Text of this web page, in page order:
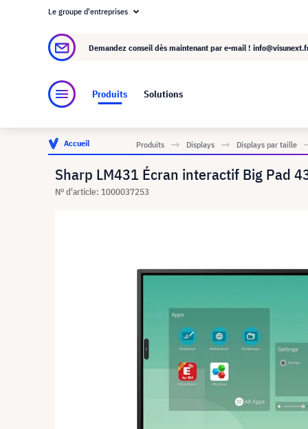
À propos de visunext.fr
Le groupe d'entreprises
Demandez conseil dès maintenant par e-mail !
Produits Solutions
Accueil Produits Displays Displays par taille
Sharp LM431 Écran interactif Big Pad
N° d'article: 1000037253